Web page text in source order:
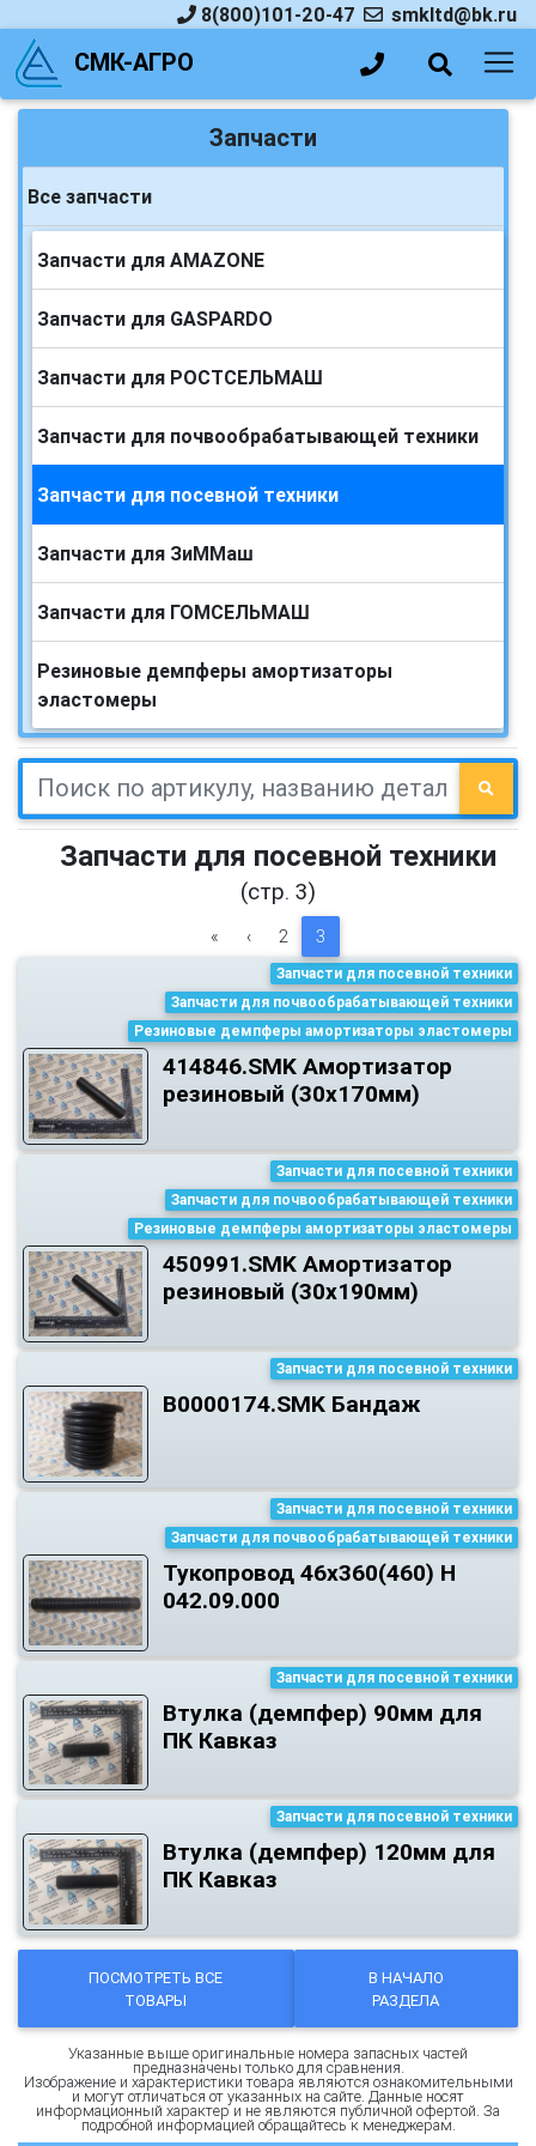
8(800)101-20-47 smkltd@bk.ru
СМК-АГРО
Запчасти
Все запчасти
Запчасти для AMAZONE
Запчасти для GASPARDO
Запчасти для РОСТСЕЛЬМАШ
Запчасти для почвообрабатывающей техники
Запчасти для посевной техники
Запчасти для ЗиММаш
Запчасти для ГОМСЕЛЬМАШ
Резиновые демпферы амортизаторы
эластомеры
Запчасти для посевной техники
(стр. 3)
« ‹ 2 3
Запчасти для посевной техники
Запчасти для почвообрабатывающей техники
Резиновые демпферы амортизаторы эластомеры
414846.SMK Амортизатор
резиновый (30х170мм)
Запчасти для посевной техники
Запчасти для почвообрабатывающей техники
Резиновые демпферы амортизаторы эластомеры
450991.SMK Амортизатор
резиновый (30х190мм)
Запчасти для посевной техники
B0000174.SMK Бандаж
Запчасти для посевной техники
Запчасти для почвообрабатывающей техники
Тукопровод 46х360(460) Н
042.09.000
Запчасти для посевной техники
Втулка (демпфер) 90мм для
ПК Кавказ
Запчасти для посевной техники
Втулка (демпфер) 120мм для
ПК Кавказ
ПОСМОТРЕТЬ ВСЕ
ТОВАРЫ
В НАЧАЛО
РАЗДЕЛА
Указанные выше оригинальные номера запасных частей
предназначены только для сравнения.
Изображение и характеристики товара являются ознакомительными
и могут отличаться от указанных на сайте. Данные носят
информационный характер и не являются публичной офертой. За
подробной информацией обращайтесь к менеджерам.